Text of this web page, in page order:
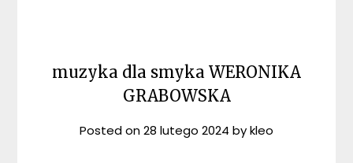
muzyka dla smyka WERONIKA
GRABOWSKA
Posted on28 lutego 2024 bykleo